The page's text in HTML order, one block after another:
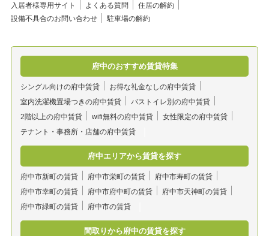
入居者様専用サイト よくある質問
住居の解約
設備不具合のお問い合わせ
駐車場の解約
府中のおすすめ賃貸特集
シングル向けの府中賃貸
お得な礼金なしの府中賃貸
室内洗濯機置場つきの府中賃貸
バストイレ別の府中賃貸
2階以上の府中賃貸
wifi無料の府中賃貸
女性限定の府中賃貸
テナント・事務所・店舗の府中賃貸
府中エリアから賃貸を探す
府中市新町の賃貸 府中市栄町の賃貸
府中市寿町の賃貸
府中市幸町の賃貸
府中市府中町の賃貸
府中市天神町の賃貸
府中市緑町の賃貸
府中市の賃貸
間取りから府中の賃貸を探す